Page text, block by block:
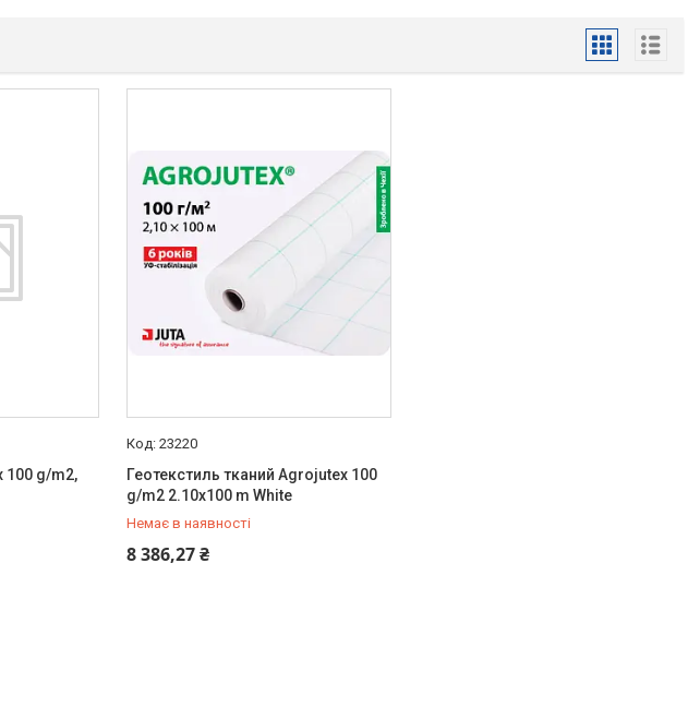
100 g/m2,
23220
Геотекстиль тканий Agrojutex 100
g/m2 2.10x100 m White
Немає в наявності
8 386,27 ₴
+380 (67) 519-99-10